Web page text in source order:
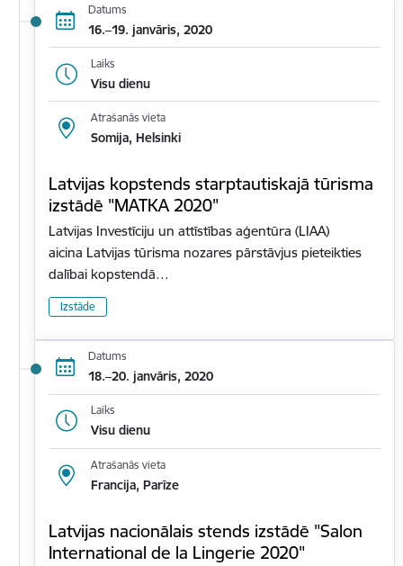
Datums
16.–19. janvāris, 2020
Laiks
Visu dienu
Atrašanās vieta
Somija, Helsinki
Latvijas kopstends starptautiskajā tūrisma
izstādē "MATKA 2020"
Latvijas Investīciju un attīstības aģentūra (LIAA)
aicina Latvijas tūrisma nozares pārstāvjus pieteikties
dalībai kopstendā…
Izstāde
Datums
18.–20. janvāris, 2020
Laiks
Visu dienu
Atrašanās vieta
Francija, Parīze
Latvijas nacionālais stends izstādē "Salon
International de la Lingerie 2020"